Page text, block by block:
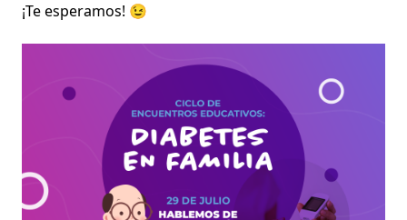
¡Te esperamos! 😉